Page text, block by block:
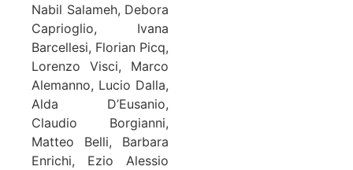
Nabil Salameh, Debora
Caprioglio, Ivana
Barcellesi, Florian Picq,
Lorenzo Visci, Marco
Alemanno, Lucio Dalla,
Alda D’Eusanio,
Claudio Borgianni,
Matteo Belli, Barbara
Enrichi, Ezio Alessio